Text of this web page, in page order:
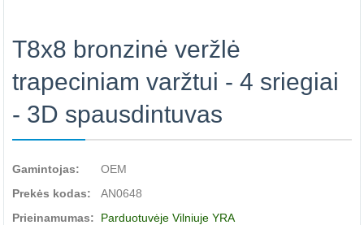
T8x8 bronzinė veržlė
trapeciniam varžtui - 4 sriegiai
- 3D spausdintuvas
Gamintojas:
OEM
Prekės kodas:
AN0648
Prieinamumas:
Parduotuvėje Vilniuje YRA